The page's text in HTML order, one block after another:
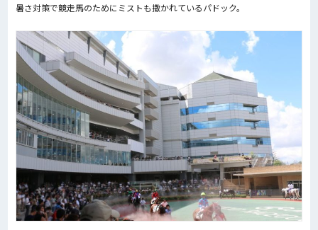
暑さ対策で競走馬のためにミストも撒かれているパドック。